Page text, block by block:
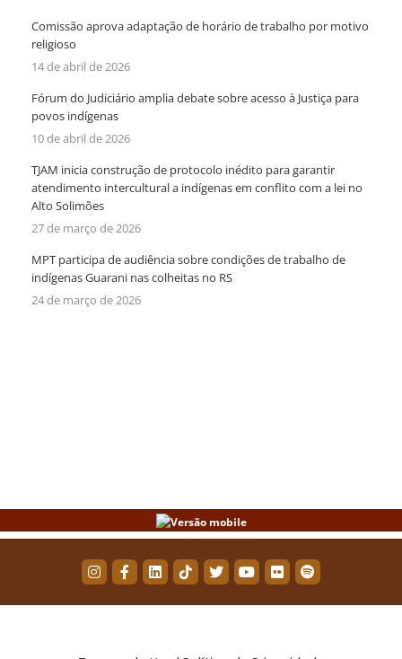
Comissão aprova adaptação de horário de trabalho por motivo
religioso
14 de abril de 2026
Fórum do Judiciário amplia debate sobre acesso à Justiça para
povos indígenas
10 de abril de 2026
TJAM inicia construção de protocolo inédito para garantir
atendimento intercultural a indígenas em conflito com a lei no
Alto Solimões
27 de março de 2026
MPT participa de audiência sobre condições de trabalho de
indígenas Guarani nas colheitas no RS
24 de março de 2026